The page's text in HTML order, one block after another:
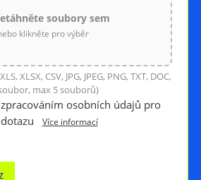
soubory sem
klikněte pro výběr
XLSX, CSV, JPG, JPEG, PNG, TXT, DOC,
max 5 souborů)
osobních údajů pro
Více informací